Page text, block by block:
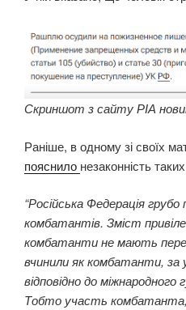
Скриншот з сайту РІА
Раніше, в одному зі своїх
пояснило незаконність
“Російська Федерація грубо
комбатантів. Зміст
комбатанти не мають
вчинили як комбатанти, за
відповідно до міжнародного
Тобто участь комбатанта,